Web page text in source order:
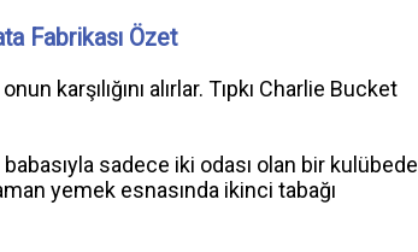
Fabrikası Özet
karşılığını alırlar. Tıpkı Charlie Bucket
sadece iki odası olan bir kulübede
yemek esnasında ikinci tabağı